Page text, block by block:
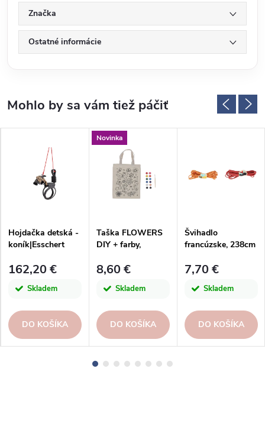
Značka
Ostatné informácie
Hojdačka detská -
koník|Esschert
162,20 €
Skladem
DO KOŠÍKA
Novinka
Taška FLOWERS
DIY + farby,
Esschert Design
8,60 €
Skladem
DO KOŠÍKA
Švihadlo
francúzske, 238cm
7,70 €
Skladem
DO KOŠÍKA